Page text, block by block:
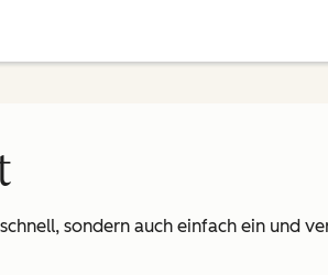
sondern auch einfach ein und